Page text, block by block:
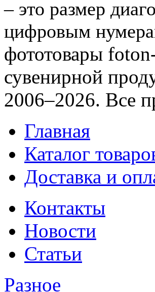
– это размер
цифровым
фототовары
сувенирной
2006–2026. Все
Главная
Каталог
Доставка и
Контакты
Новости
Статьи
Разное